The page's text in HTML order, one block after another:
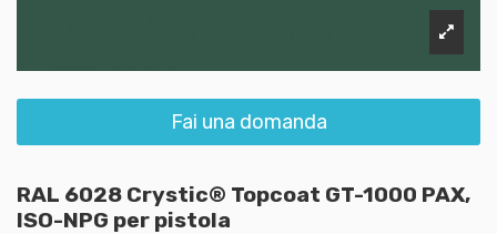
Fai una domanda
RAL 6028 Crystic® Topcoat GT-1000 PAX,
ISO-NPG per pistola